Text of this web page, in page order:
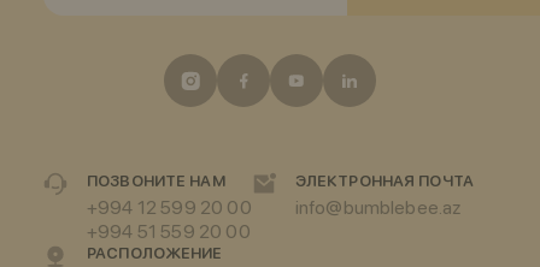
ПОЗВОНИТЕ НАМ
+994 12 599 20 00
+994 51 559 20 00
ЭЛЕКТРОННАЯ ПОЧТА
info@bumblebee.az
РАСПОЛОЖЕНИЕ